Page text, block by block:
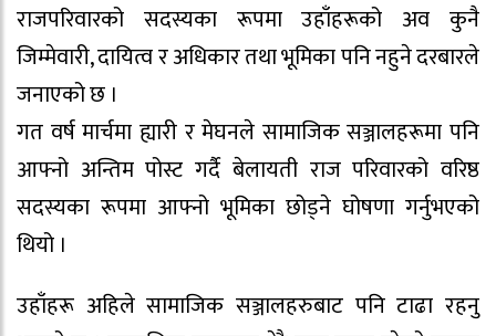
राजपरिवारको सदस्यका रूपमा उहाँहरूको अव कुनै
जिम्मेवारी, दायित्व र अधिकार तथा भूमिका पनि नहुने दरबारले
जनाएको छ ।
गत वर्ष मार्चमा ह्यारी र मेघनले सामाजिक सञ्जालहरूमा पनि
आफ्नो अन्तिम पोस्ट गर्दै बेलायती राज परिवारको वरिष्ठ
सदस्यका रूपमा आफ्नो भूमिका छोड्ने घोषणा गर्नुभएको
थियो ।
उहाँहरू अहिले सामाजिक सञ्जालहरुबाट पनि टाढा रहनु